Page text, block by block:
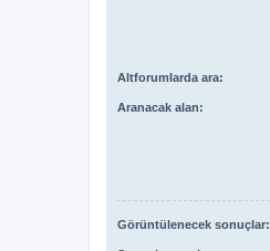
Altforumlarda ara:
Aranacak alan:
Görüntülenecek sonuçlar: